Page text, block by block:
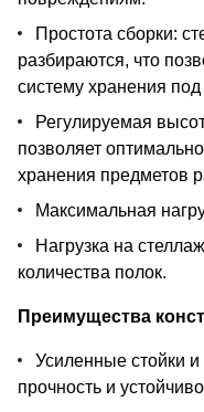
Простота сборки:
разбираются, что
систему хранения
Регулируемая
позволяет
хранения предметов
Максимальная
Нагрузка на
количества полок.
Преимущества
Усиленные стойки
прочность и